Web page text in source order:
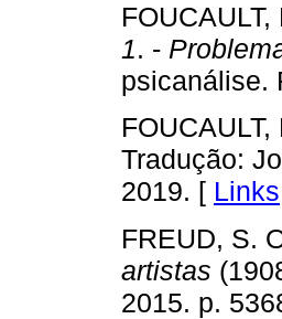
1. -
psicanálise.
FOUCAULT,
Tradução:
2019. [ Links
FREUD, S.
artistas
2015. p.